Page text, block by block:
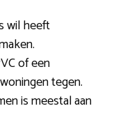
wil heeft
of een
tegen.
is meestal aan